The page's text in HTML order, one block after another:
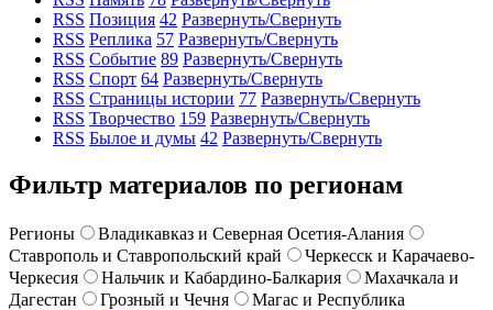
RSS Позиция 42 Развернуть/Свернуть
RSS Реплика 57 Развернуть/Свернуть
RSS Событие 89 Развернуть/Свернуть
RSS Спорт 64 Развернуть/Свернуть
RSS Страницы истории 77 Развернуть/Свернуть
RSS Творчество 159 Развернуть/Свернуть
RSS Былое и думы 42 Развернуть/Свернуть
Фильтр материалов по регионам
Регионы
Владикавказ и Северная Осетия-Алания
Ставрополь и Ставропольский край
Черкесск и Карачаево-
Черкесия
Нальчик и Кабардино-Балкария
Махачкала и
Дагестан
Грозный и Чечня
Магас и Республика